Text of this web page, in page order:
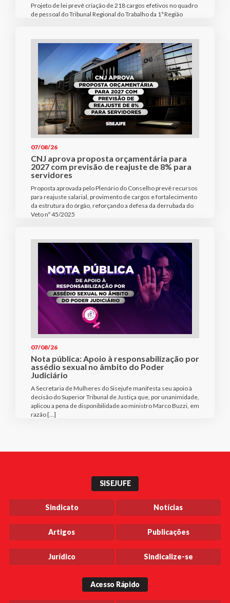
Projeto de lei prevê criação de 218 cargos efetivos no quadro
de pessoal do Tribunal Regional do Trabalho da 1ª Região
07/08/26
CNJ aprova proposta orçamentária para
2027 com previsão de reajuste de 8% para
servidores
Proposta aprovada pelo Plenário do Conselho prevê recursos
para reajuste salarial, provimento de cargos e fortalecimento
da estrutura do órgão, reforçando a defesa da derrubada do
Veto nº 45/2025
07/08/26
Nota pública: Apoio à responsabilização por
assédio sexual no âmbito do Poder
Judiciário
A Secretaria de Mulheres do Sisejufe manifesta seu apoio à
decisão do Superior Tribunal de Justiça que, por unanimidade,
aplicou a pena de disponibilidade ao ministro Marco Buzzi, em
razão […]
SISEJUFE
Sindicato Notícias
Artigos Publicações
Jurídico Sindicalize-se
Acesso Rápido